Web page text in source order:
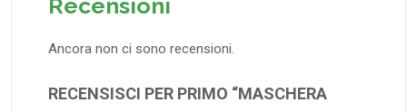
Recensioni
Ancora non ci sono recensioni.
RECENSISCI PER PRIMO “MASCHERA